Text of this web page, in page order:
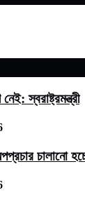
স্বরাষ্ট্রমন্ত্রী
চালানো